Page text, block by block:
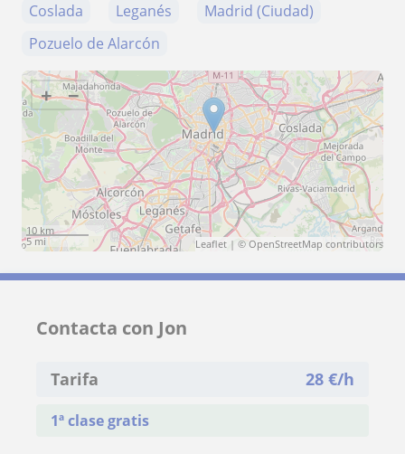
Coslada
Leganés
Madrid (Ciudad)
Pozuelo de Alarcón
+ −
10 km
5 mi
Leaflet | © OpenStreetMap contributors
Contacta con Jon
Tarifa 28 €/h
1ª clase gratis